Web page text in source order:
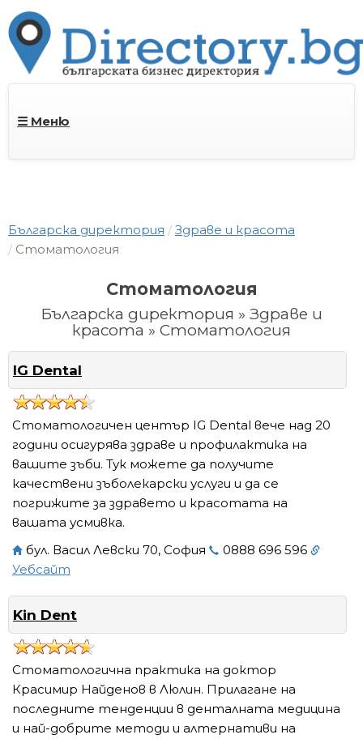
☰ Меню
Българска директория
Здраве и красота
Стоматология
Стоматология
Българска директория » Здраве и
красота » Стоматология
IG Dental
Стоматологичен център IG Dental вече над 20
години осигурява здраве и профилактика на
вашите зъби. Тук можете да получите
качествени зъболекарски услуги и да се
погрижите за здравето и красотата на
вашата усмивка.
бул. Васил Левски 70, София
0888 696 596
Уебсайт
Kin Dent
Стоматологична практика на доктор
Красимир Найденов в Люлин. Прилагане на
последните тенденции в денталната медицина
и най-добрите методи и алтернативи на